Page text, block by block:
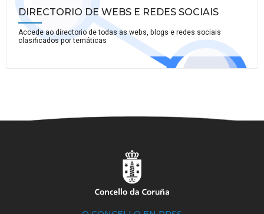
DIRECTORIO DE WEBS E REDES SOCIAIS
Accede ao directorio de todas as webs, blogs e redes sociais
clasificados por temáticas